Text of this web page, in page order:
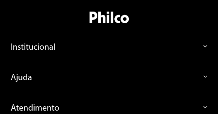
Institucional
Ajuda
Atendimento